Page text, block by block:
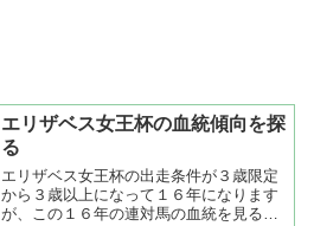
エリザベス女王杯の血統傾向を探
る
エリザベス女王杯の出走条件が３歳限定
から３歳以上になって１６年になります
が、この１６年の連対馬の血統を見ると